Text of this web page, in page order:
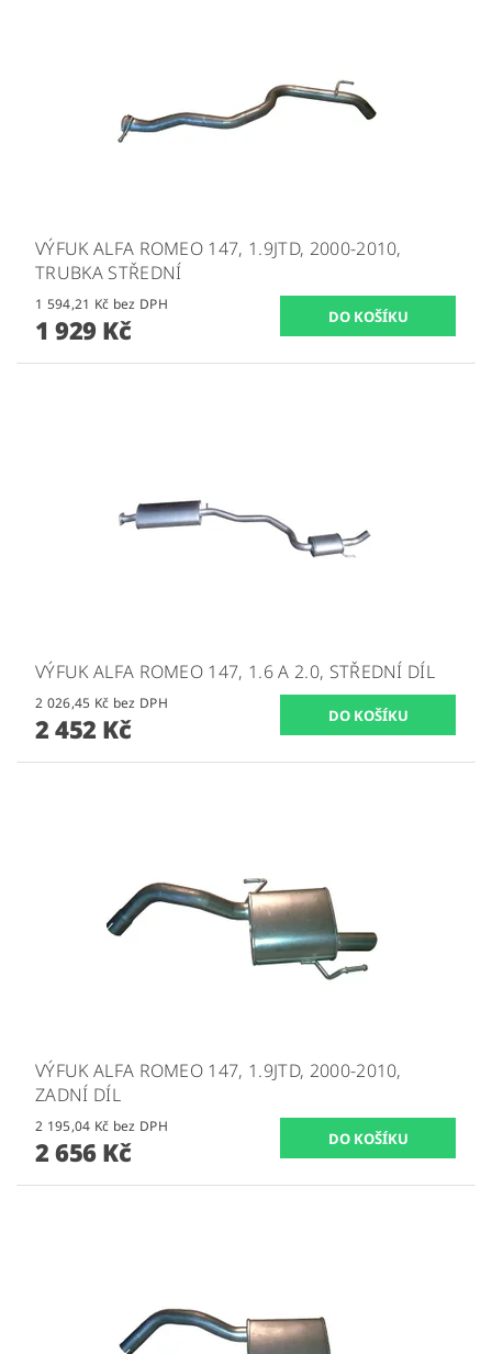
VÝFUK ALFA ROMEO 147, 1.9JTD, 2000-2010,
TRUBKA STŘEDNÍ
1 594,21 Kč bez DPH
1 929 Kč
VÝFUK ALFA ROMEO 147, 1.6 A 2.0, STŘEDNÍ DÍL
2 026,45 Kč bez DPH
2 452 Kč
VÝFUK ALFA ROMEO 147, 1.9JTD, 2000-2010,
ZADNÍ DÍL
2 195,04 Kč bez DPH
2 656 Kč